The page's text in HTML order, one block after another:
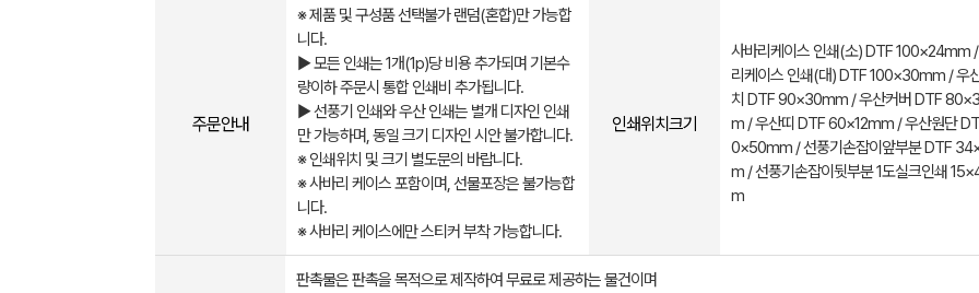
주문안내
※ 제품 및 구성품 선택불가 랜덤(혼합)만 가능합
니다.
▶ 모든 인쇄는 1개(1p)당 비용 추가되며 기본수
량이하 주문시 통합 인쇄비 추가됩니다.
▶ 선풍기 인쇄와 우산 인쇄는 별개 디자인 인쇄
만 가능하며, 동일 크기 디자인 시안 불가합니다.
※ 인쇄위치 및 크기 별도문의 바랍니다.
※ 사바리 케이스 포함이며, 선물포장은 불가능합
니다.
※ 사바리 케이스에만 스티커 부착 가능합니다.
인쇄위치크기
사바리케이스 인쇄(소) DTF 100×24mm
리케이스 인쇄(대) DTF 100×30mm / 우
치 DTF 90×30mm / 우산커버 DTF
m / 우산띠 DTF 60×12mm / 우산원단
0×50mm / 선풍기손잡이앞부분 DTF
m / 선풍기손잡이뒷부분 1도실크인쇄
m
판촉물은 판촉을 목적으로 제작하여 무료로 제공하는 물건이며